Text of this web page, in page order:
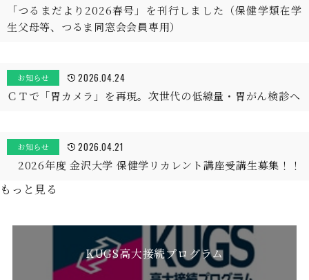
「つるまだより2026春号」を刊行しました（保健学類在学
生父母等、つるま同窓会会員専用）
お知らせ 2026.04.24
ＣＴで「胃カメラ」を再現。次世代の低線量・胃がん検診へ
お知らせ 2026.04.21
2026年度 金沢大学 保健学リカレント講座受講生募集！！
もっと見る
KUGS高大接続プログラム